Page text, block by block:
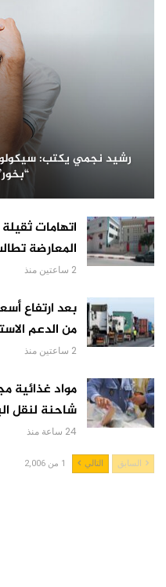
رشيد نجمي يكتب:
اتهامات
المعارضة
2 ساعتين منذ
بعد ارتفاع
من الدعم
2 ساعتين منذ
مواد غذائية
شاحنة لنقل
24 ساعة منذ
السابق التالي 1 من 2,006